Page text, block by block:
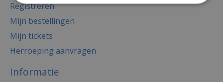
Registreren
Mijn bestellingen
Mijn tickets
Herroeping aanvragen
Informatie